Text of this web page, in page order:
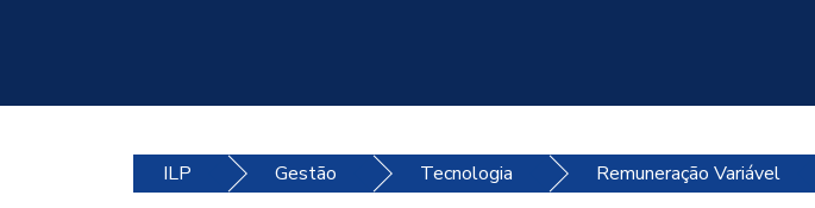
ILP Gestão Tecnologia Remuneração Variável